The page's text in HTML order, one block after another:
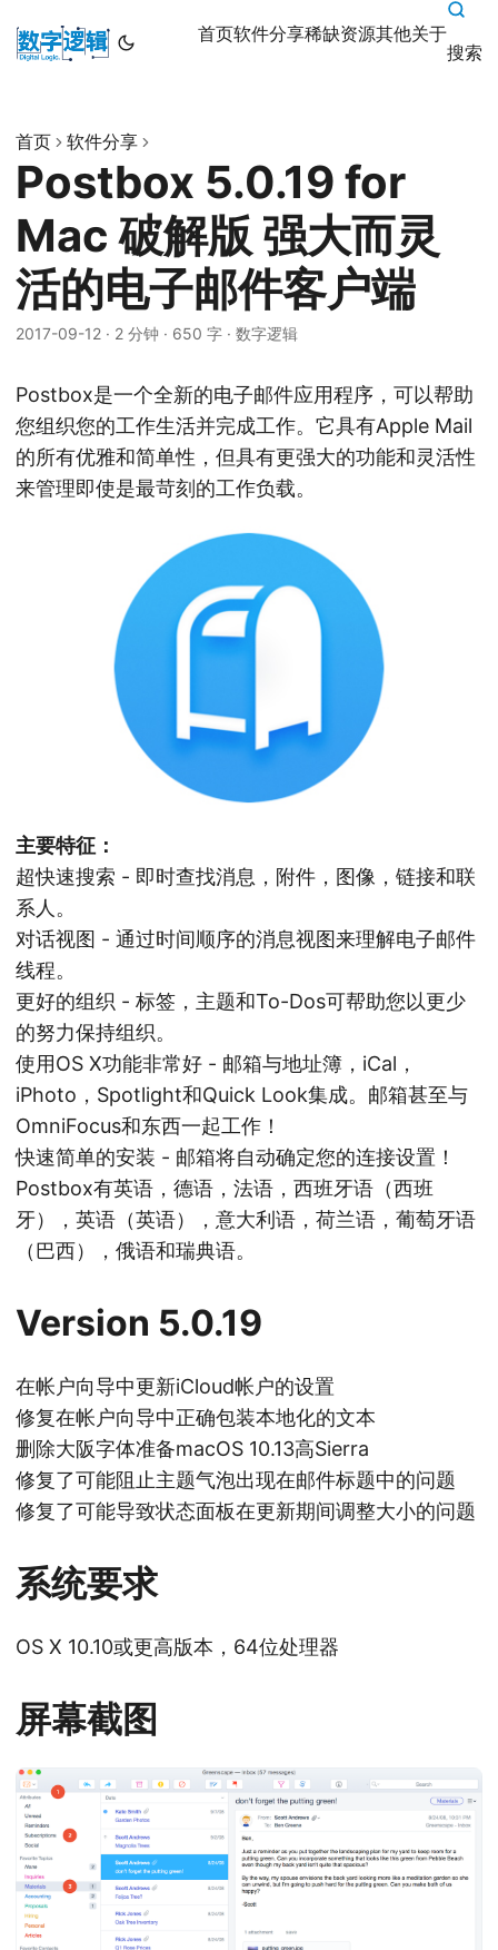
首页软件分享稀缺资源其他关于
搜索
首页 软件分享
Postbox 5.0.19 for
Mac 破解版 强大而灵
活的电子邮件客户端
2017-09-12 · 2 分钟 · 650 字 · 数字逻辑
Postbox是一个全新的电子邮件应用程序，可以帮助
您组织您的工作生活并完成工作。它具有Apple Mail
的所有优雅和简单性，但具有更强大的功能和灵活性
来管理即使是最苛刻的工作负载。
主要特征：
超快速搜索 - 即时查找消息，附件，图像，链接和联
系人。
对话视图 - 通过时间顺序的消息视图来理解电子邮件
线程。
更好的组织 - 标签，主题和To-Dos可帮助您以更少
的努力保持组织。
使用OS X功能非常好 - 邮箱与地址簿，iCal，
iPhoto，Spotlight和Quick Look集成。邮箱甚至与
OmniFocus和东西一起工作！
快速简单的安装 - 邮箱将自动确定您的连接设置！
Postbox有英语，德语，法语，西班牙语（西班
牙），英语（英语），意大利语，荷兰语，葡萄牙语
（巴西），俄语和瑞典语。
Version 5.0.19
在帐户向导中更新iCloud帐户的设置
修复在帐户向导中正确包装本地化的文本
删除大阪字体准备macOS 10.13高Sierra
修复了可能阻止主题气泡出现在邮件标题中的问题
修复了可能导致状态面板在更新期间调整大小的问题
系统要求
OS X 10.10或更高版本，64位处理器
屏幕截图